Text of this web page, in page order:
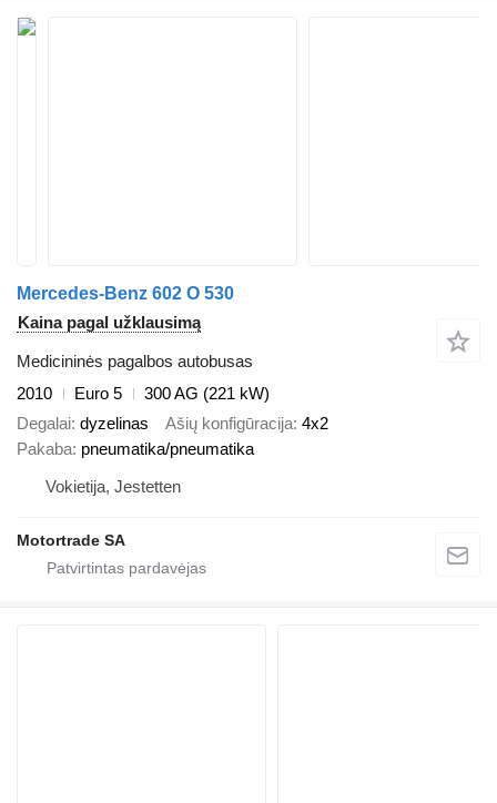
Mercedes-Benz 602 O 530
Kaina pagal užklausimą
Medicininės pagalbos autobusas
2010
Euro 5
300 AG (221 kW)
Degalai dyzelinas Ašių konfigūracija 4x2
Pakaba pneumatika/pneumatika
Vokietija, Jestetten
Motortrade SA